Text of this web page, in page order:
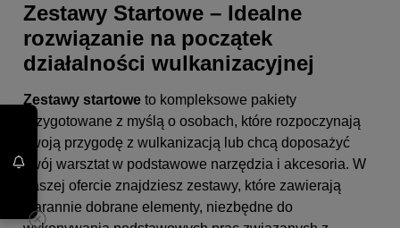
Zestawy Startowe – Idealne
rozwiązanie na początek
działalności wulkanizacyjnej
Zestawy startowe to kompleksowe pakiety
przygotowane z myślą o osobach, które rozpoczynają
swoją przygodę z wulkanizacją lub chcą doposażyć
swój warsztat w podstawowe narzędzia i akcesoria. W
naszej ofercie znajdziesz zestawy, które zawierają
starannie dobrane elementy, niezbędne do